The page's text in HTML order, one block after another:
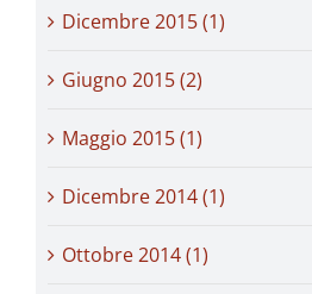
Dicembre 2015 (1)
Giugno 2015 (2)
Maggio 2015 (1)
Dicembre 2014 (1)
Ottobre 2014 (1)